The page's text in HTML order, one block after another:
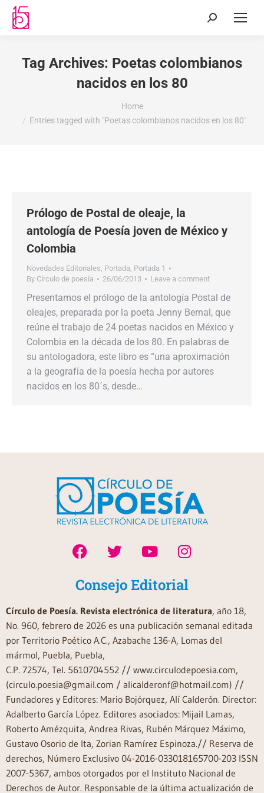
Tag Archives: Poetas colombianos
nacidos en los 80
Home
Entries tagged with "Poetas colombianos nacidos en los 80"
Prólogo de Postal de oleaje, la
antología de Poesía joven de México y
Colombia
Novedades Editoriales, Portada, Portada 1
By Círculo de poesía 26/06/2013 Leave a comment
Presentamos el prólogo de la antología Postal de
oleajes, preparada por la poeta Jenny Bernal, que
reúne el trabajo de 24 poetas nacidos en México y
Colombia en la década de los 80. En palabras de
su antologadora, este libro es “una aproximación
a la geografía de la poesía hecha por autores
nacidos en los 80´s, desde…
Consejo Editorial
Círculo de Poesía. Revista electrónica de literatura, año 18,
No. 960, febrero de 2026 es una publicación semanal editada
por Territorio Poético A.C., Azabache 136-A, Lomas del
mármol, Puebla, Puebla,
C.P. 72574, Tel. 5610704552 // www.circulodepoesia.com,
(circulo.poesia@gmail.com / alicalderonf@hotmail.com) //
Fundadores y Editores: Mario Bojórquez, Alí Calderón. Director:
Adalberto García López. Editores asociados: Mijail Lamas,
Roberto Amézquita, Andrea Rivas, Rubén Márquez Máximo,
Gustavo Osorio de Ita, Zorian Ramírez Espinoza.// Reserva de
derechos, Número Exclusivo 04-2016-033018165700-203 ISSN
2007-5367, ambos otorgados por el Instituto Nacional de
Derechos de Autor. Responsable de la última actualización de